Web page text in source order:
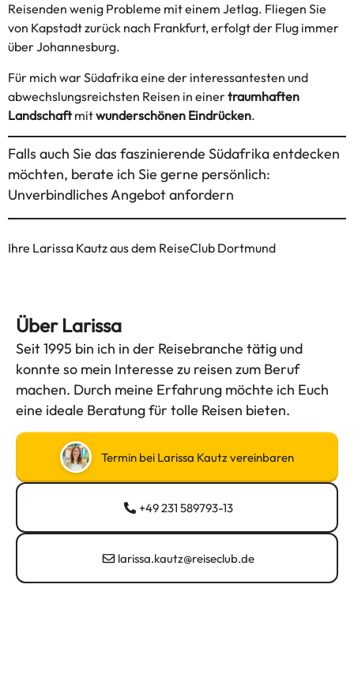
Reisenden wenig Probleme mit einem Jetlag. Fliegen Sie
von Kapstadt zurück nach Frankfurt, erfolgt der Flug immer
über Johannesburg.
Für mich war Südafrika eine der interessantesten und
abwechslungsreichsten Reisen in einertraumhaften
Landschaftmitwunderschönen Eindrücken.
Falls auch Sie das faszinierende Südafrika entdecken
möchten, berate ich Sie gerne persönlich:
Unverbindliches Angebot anfordern
Ihre Larissa Kautzaus dem ReiseClub Dortmund
Über Larissa
Seit 1995 bin ich in der Reisebranche tätig und
konnte so mein Interesse zu reisen zum Beruf
machen. Durch meine Erfahrung möchte ich Euch
eine ideale Beratung für tolle Reisen bieten.
Termin bei Larissa Kautz vereinbaren
+49 231 589793-13
larissa.kautz@reiseclub.de